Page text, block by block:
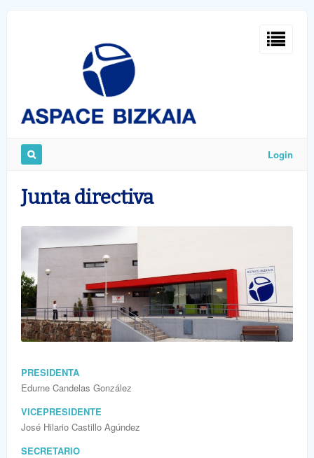
Remember
Me
Login
Junta directiva
PRESIDENTA
Edurne Candelas González
VICEPRESIDENTE
José Hilario Castillo Agúndez
SECRETARIO